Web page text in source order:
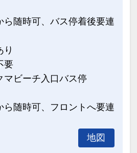
「神着」・・和御膳
ニング「パラデ
グ
業内容が変更する可能
用可
ベビーカー、ベッドガ
あり（要事前予約）
リーあり※洗剤は自動投
ら随時可、バス停着後要連
り
要
マビーチ入口バス停
ら随時可、フロントへ要連
地図